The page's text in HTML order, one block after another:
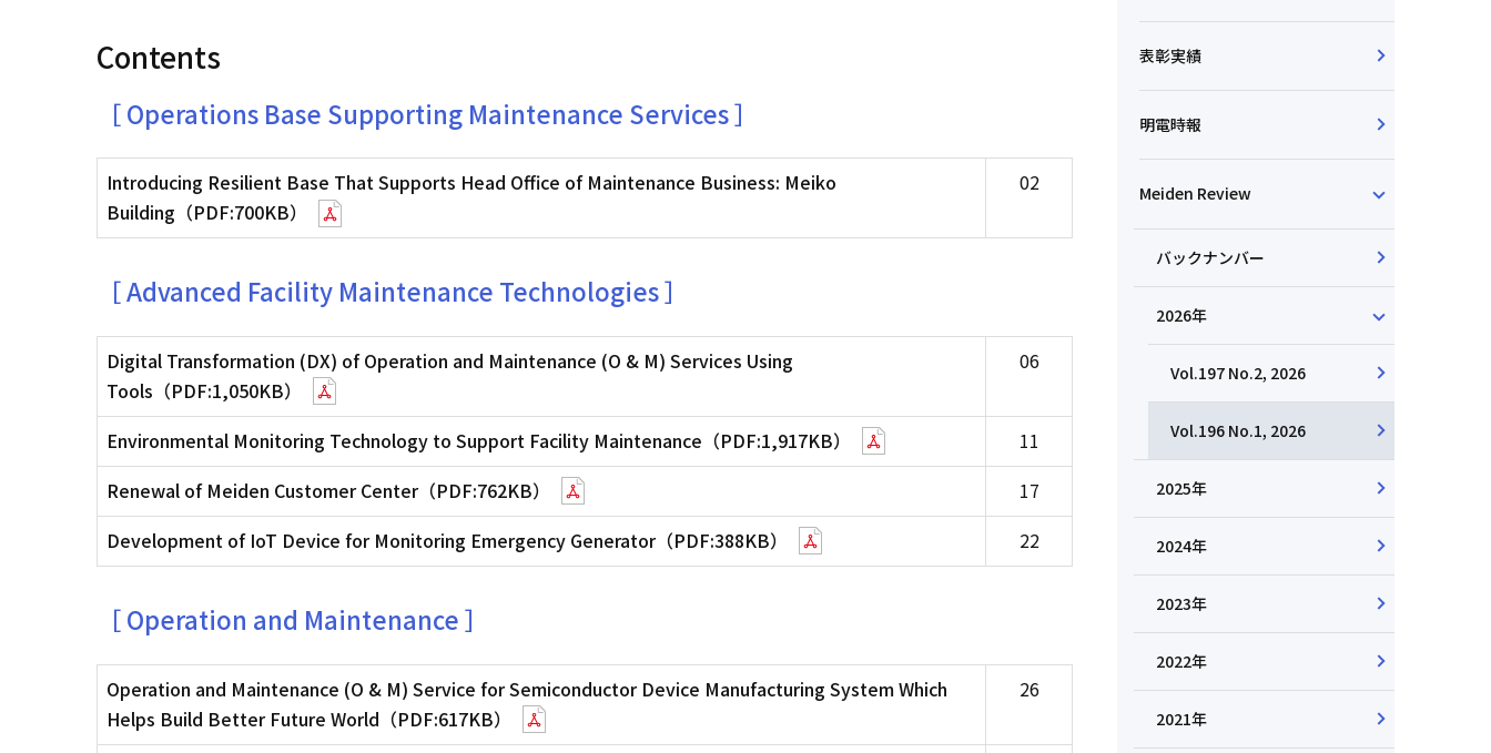
Contents
［ Operations Base Supporting Maintenance Services ］
Introducing Resilient Base That Supports Head Office of Maintenance Business: Meiko
Building（PDF:700KB）
02
［ Advanced Facility Maintenance Technologies ］
Digital Transformation (DX) of Operation and Maintenance (O & M) Services Using
Tools（PDF:1,050KB）
06
Environmental Monitoring Technology to Support Facility Maintenance（PDF:1,917KB）
11
Renewal of Meiden Customer Center（PDF:762KB）
17
Development of IoT Device for Monitoring Emergency Generator（PDF:388KB）
22
［ Operation and Maintenance ］
Operation and Maintenance (O & M) Service for Semiconductor Device Manufacturing System Which
Helps Build Better Future World（PDF:617KB）
26
表彰実績
明電時報
Meiden Review
バックナンバー
2026年
Vol.197 No.2, 2026
Vol.196 No.1, 2026
2025年
2024年
2023年
2022年
2021年